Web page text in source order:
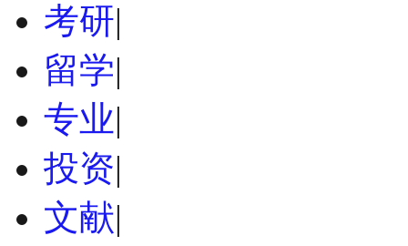
考研|
留学|
专业|
投资|
文献|